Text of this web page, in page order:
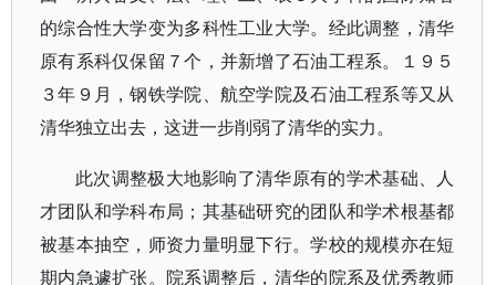
的综合性大学变为多科性工业大学。经此调整，清华
原有系科仅保留７个，并新增了石油工程系。１９５
３年９月，钢铁学院、航空学院及石油工程系等又从
清华独立出去，这进一步削弱了清华的实力。
此次调整极大地影响了清华原有的学术基础、人
才团队和学科布局；其基础研究的团队和学术根基都
被基本抽空，师资力量明显下行。学校的规模亦在短
期内急遽扩张。院系调整后，清华的院系及优秀教师